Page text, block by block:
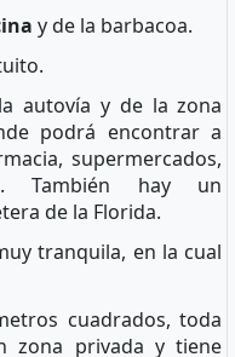
y de la barbacoa.
autovía y de la zona
podrá encontrar a
supermercados,
También hay un
de la Florida.
tranquila, en la cual
cuadrados, toda
zona privada y tiene